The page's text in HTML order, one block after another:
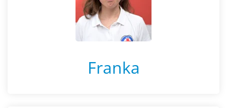
Franka